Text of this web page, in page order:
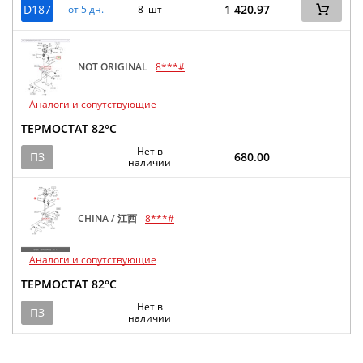
D187 от 5 дн. 8 шт 1 420.97
NOT ORIGINAL 8***#
Аналоги и сопутствующие
ТЕРМОСТАТ 82°C
ПЗ
Нет в
наличии
680.00
CHINA / 江西 8***#
Аналоги и сопутствующие
ТЕРМОСТАТ 82°C
ПЗ
Нет в
наличии